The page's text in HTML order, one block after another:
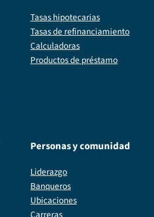
Tasas hipotecarias
Tasas de refinanciamiento
Calculadoras
Productos de préstamo
Personas y comunidad
Liderazgo
Banqueros
Ubicaciones